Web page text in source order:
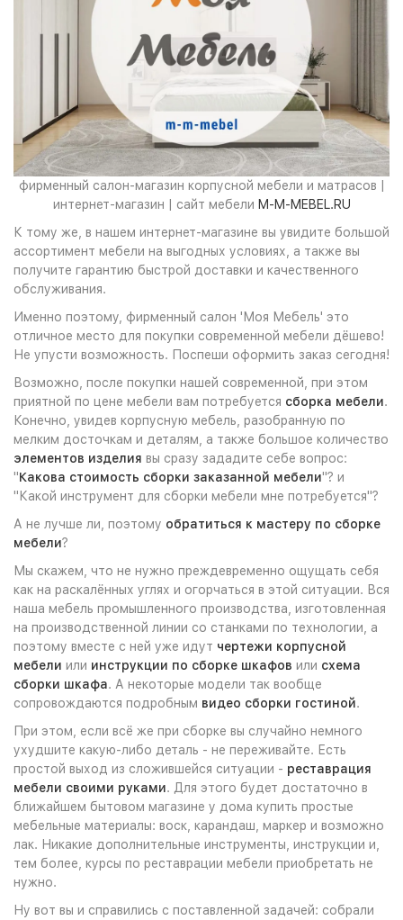
фирменный салон-магазин корпусной мебели и матрасов |
интернет-магазин | сайт мебели M-M-MEBEL.RU
К тому же, в нашем интернет-магазине вы увидите большой
ассортимент мебели на выгодных условиях, а также вы
получите гарантию быстрой доставки и качественного
обслуживания.
Именно поэтому, фирменный салон 'Моя Мебель' это
отличное место для покупки современной мебели дёшево!
Не упусти возможность. Поспеши оформить заказ сегодня!
Возможно, после покупки нашей современной, при этом
приятной по цене мебели вам потребуется сборка мебели.
Конечно, увидев корпусную мебель, разобранную по
мелким досточкам и деталям, а также большое количество
элементов изделия вы сразу зададите себе вопрос:
"Какова стоимость сборки заказанной мебели"? и
"Какой инструмент для сборки мебели мне потребуется"?
А не лучше ли, поэтому обратиться к мастеру по сборке
мебели?
Мы скажем, что не нужно преждевременно ощущать себя
как на раскалённых углях и огорчаться в этой ситуации. Вся
наша мебель промышленного производства, изготовленная
на производственной линии со станками по технологии, а
поэтому вместе с ней уже идут чертежи корпусной
мебели или инструкции по сборке шкафов или схема
сборки шкафа. А некоторые модели так вообще
сопровождаются подробным видео сборки гостиной.
При этом, если всё же при сборке вы случайно немного
ухудшите какую-либо деталь - не переживайте. Есть
простой выход из сложившейся ситуации - реставрация
мебели своими руками. Для этого будет достаточно в
ближайшем бытовом магазине у дома купить простые
мебельные материалы: воск, карандаш, маркер и возможно
лак. Никакие дополнительные инструменты, инструкции и,
тем более, курсы по реставрации мебели приобретать не
нужно.
Ну вот вы и справились с поставленной задачей: собрали